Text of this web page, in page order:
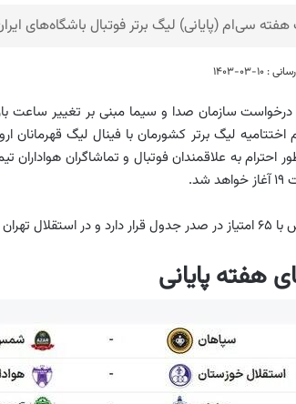
سی‌ام (پایانی) لیگ برتر فوتبال باشگاه‌های
۰۳-۱۴۰۳
درخواست سازمان صدا و سیما مبنی بر تغییر ساعت
لیگ برتر کشورمان با فینال لیگ قهرمانان
منظور احترام به علاقمندان فوتبال و تماشاگران
گرفته است.
هفته پایانی